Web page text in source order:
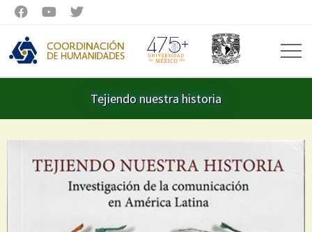
  
Tejiendo nuestra historia